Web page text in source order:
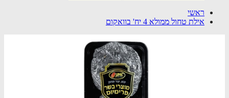
ראשי
אילת טחול ממולא 4 יח' בוואקום